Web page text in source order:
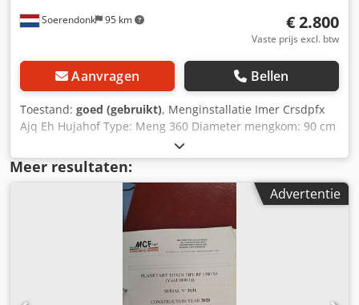
Soerendonk 95 km € 2.800
Vaste prijs excl. btw
Aanvragen Bellen
Toestand: goed (gebruikt), Menginstallatie Imer Crsdpfx
Ajq Eh Hujahof Type: Meng 360 Diameter mengkom: 90 cm
Ketel hoogte: 52 cm Vermogen: 400 V
Meer resultaten:
Advertentie